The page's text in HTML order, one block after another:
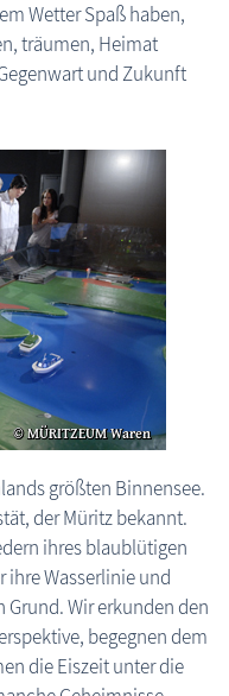
Wetter Spaß haben,
träumen, Heimat
und Zukunft
größten Binnensee.
der Müritz bekannt.
ihres blaublütigen
ihre Wasserlinie und
Grund. Wir erkunden den
begegnen dem
die Eiszeit unter die